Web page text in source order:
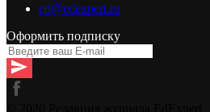
ed@edexpert.ru
Оформить подписку